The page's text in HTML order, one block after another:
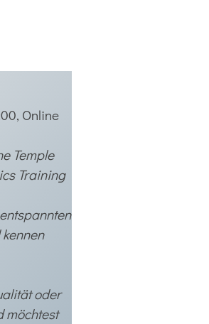
Online
Temple
Training
oder
möchtest